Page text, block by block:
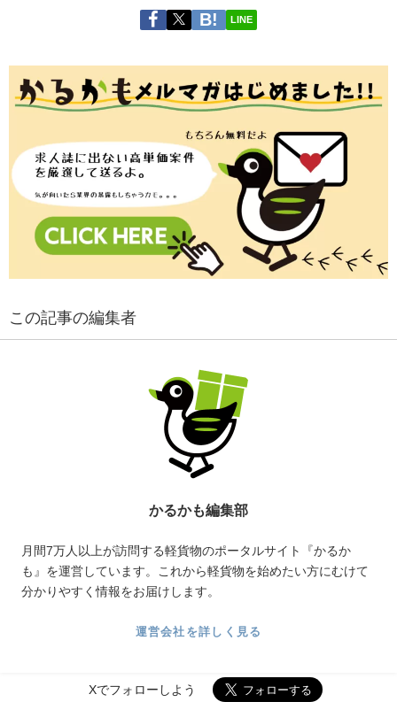
LINE
この記事の編集者
かるかも編集部
月間7万人以上が訪問する軽貨物のポータルサイト『かるか
も』を運営しています。これから軽貨物を始めたい方にむけて
分かりやすく情報をお届けします。
運営会社を詳しく見る
Xでフォローしよう